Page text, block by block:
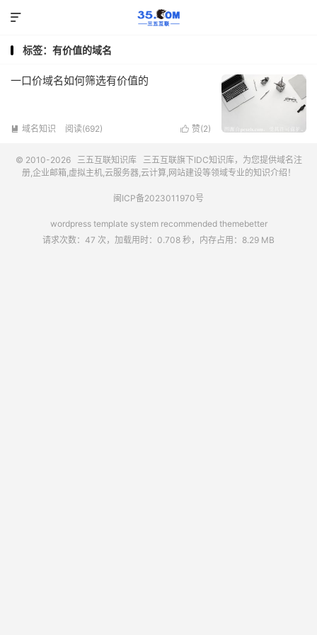

标签：有价值的域名
一口价域名如何筛选有价值的
 域名知识 阅读(692)  赞(2)
© 2010-2026 三五互联知识库 三五互联旗下IDC知识库，为您提供域名注
册,企业邮箱,虚拟主机,云服务器,云计算,网站建设等领域专业的知识介绍！
闽ICP备2023011970号
wordpress template system recommended themebetter
请求次数：47 次，加载用时：0.708 秒，内存占用：8.29 MB